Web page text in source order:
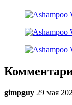
gimpguy 29 мая